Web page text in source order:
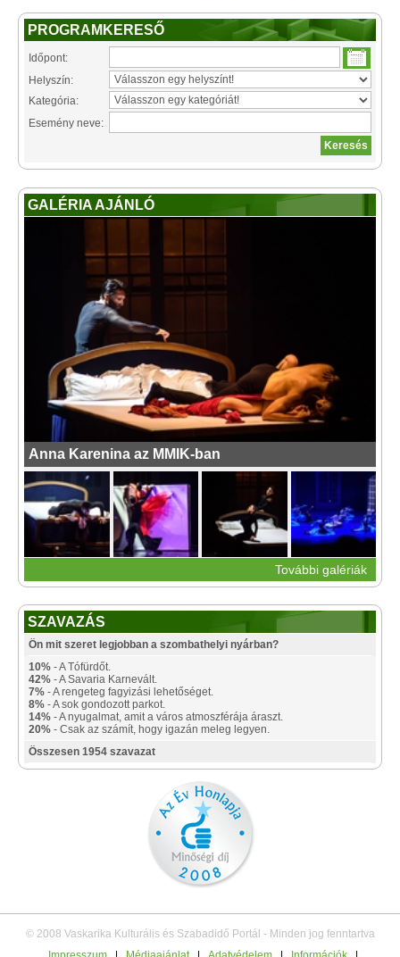
PROGRAMKERESŐ
Időpont:
Helyszín:
Kategória:
Esemény neve:
GALÉRIA AJÁNLÓ
Anna Karenina az MMIK-ban
További galériák
SZAVAZÁS
Ön mit szeret legjobban a szombathelyi nyárban?
10% - A Tófürdőt.
42% - A Savaria Karnevált.
7% - A rengeteg fagyizási lehetőséget.
8% - A sok gondozott parkot.
14% - A nyugalmat, amit a város atmoszférája áraszt.
20% - Csak az számít, hogy igazán meleg legyen.
Összesen 1954 szavazat
© 2008 Vaskarika Kulturális és Szabadidő Portál - Minden jog fenntartva